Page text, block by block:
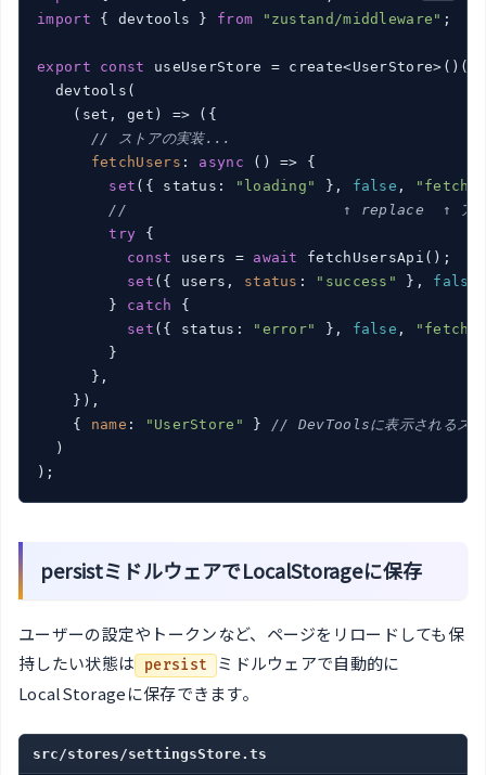
import { devtools } from "zustand/middleware" ;
export const
useUserStore = create<UserStore>()(
  devtools(
( set, get ) => ({
// ストアの実装...
fetchUsers : async () => {
set ({ status: "loading" }, false ,
//                        ↑ replace  ↑ アクション
try {
const
users = await
fetchUsersApi();
set ({ users, status : "success" }, false
        }
catch
{
set ({ status: "error" }, false ,
        }
      },
    }),
    {
name : "UserStore" } // DevToolsに表示されるスト
  )
persistミドルウェアでLocalStorageに保存
ユーザーの設定やトークンなど、ページをリロードしても保
持したい状態は
persist
ミドルウェアで自動的に
LocalStorageに保存できます。
src/stores/settingsStore.ts